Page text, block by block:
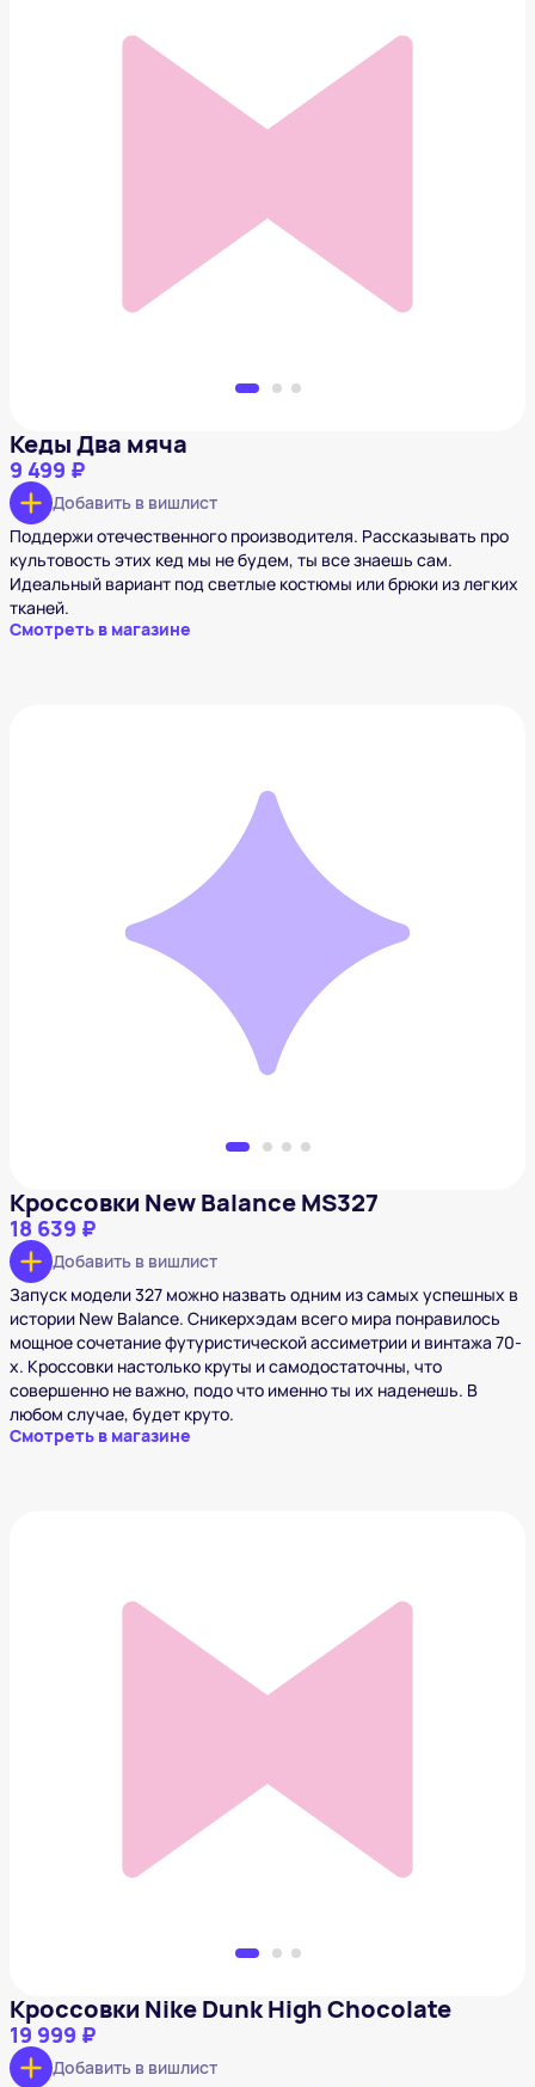
Добавить в вишлист
Кеды Два мяча
9 499 ₽
Добавить в вишлист
Поддержи отечественного производителя. Рассказывать про
культовость этих кед мы не будем, ты все знаешь сам.
Идеальный вариант под светлые костюмы или брюки из легких
тканей.
Смотреть в магазине
Кроссовки New Balance MS327
Добавить в вишлист
Кроссовки New Balance MS327
18 639 ₽
Добавить в вишлист
Запуск модели 327 можно назвать одним из самых успешных в
истории New Balance. Сникерхэдам всего мира понравилось
мощное сочетание футуристической ассиметрии и винтажа 70-
х. Кроссовки настолько круты и самодостаточны, что
совершенно не важно, подо что именно ты их наденешь. В
любом случае, будет круто.
Смотреть в магазине
Добавить в вишлист
Кроссовки Nike Dunk High Chocolate
19 999 ₽
Добавить в вишлист